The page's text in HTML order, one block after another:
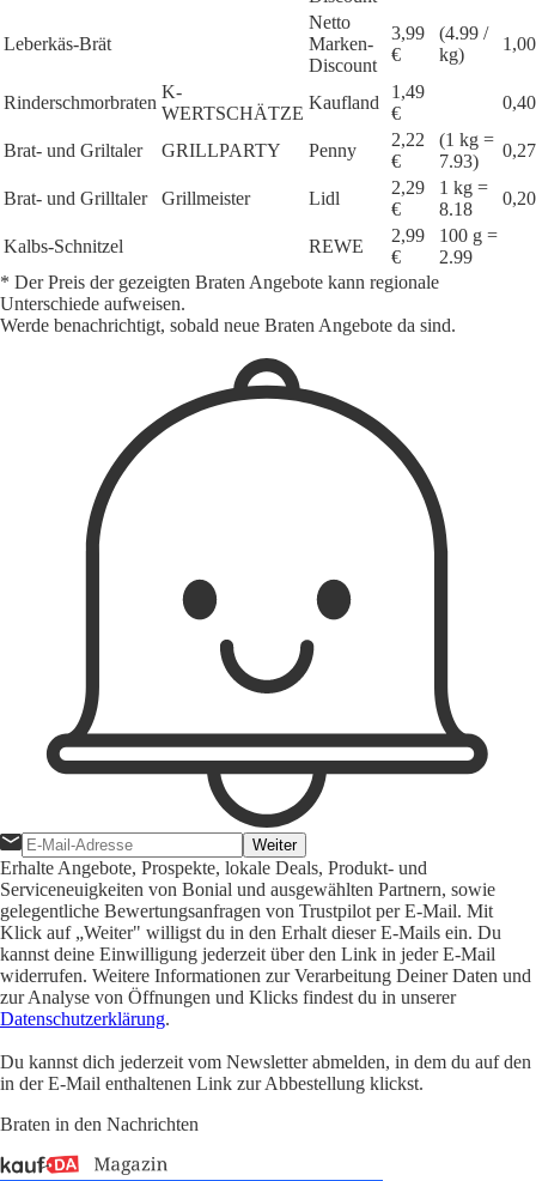
Leberkäs-Brät
Netto
Marken-
Discount
3,99
€
(4.99 /
kg)
Rinderschmorbraten
K-
WERTSCHÄTZE
Kaufland
1,49
€
Brat- und Griltaler GRILLPARTY Penny
2,22
€
(1 kg =
7.93)
Brat- und Grilltaler Grillmeister Lidl
2,29
€
1 kg =
8.18
Kalbs-Schnitzel REWE
2,99
€
100 g =
2.99
* Der Preis der gezeigten Braten Angebote kann regionale
Unterschiede aufweisen.
Werde benachrichtigt, sobald neue Braten Angebote da sind.
Weiter
Erhalte Angebote, Prospekte, lokale Deals, Produkt- und
Serviceneuigkeiten von Bonial und ausgewählten Partnern, sowie
gelegentliche Bewertungsanfragen von Trustpilot per E-Mail. Mit
Klick auf „Weiter" willigst du in den Erhalt dieser E-Mails ein. Du
kannst deine Einwilligung jederzeit über den Link in jeder E-Mail
widerrufen. Weitere Informationen zur Verarbeitung Deiner Daten und
zur Analyse von Öffnungen und Klicks findest du in unserer
Datenschutzerklärung.
Du kannst dich jederzeit vom Newsletter abmelden, in dem du auf den
in der E-Mail enthaltenen Link zur Abbestellung klickst.
Braten in den Nachrichten